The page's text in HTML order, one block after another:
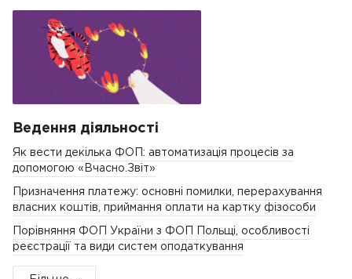
Ведення діяльності
Як вести декілька ФОП: автоматизація процесів за
допомогою «Вчасно.Звіт»
Призначення платежу: основні помилки, перерахування
власних коштів, приймання оплати на картку фізособи
Порівняння ФОП України з ФОП Польщі, особливості
реєстрації та види систем оподаткування